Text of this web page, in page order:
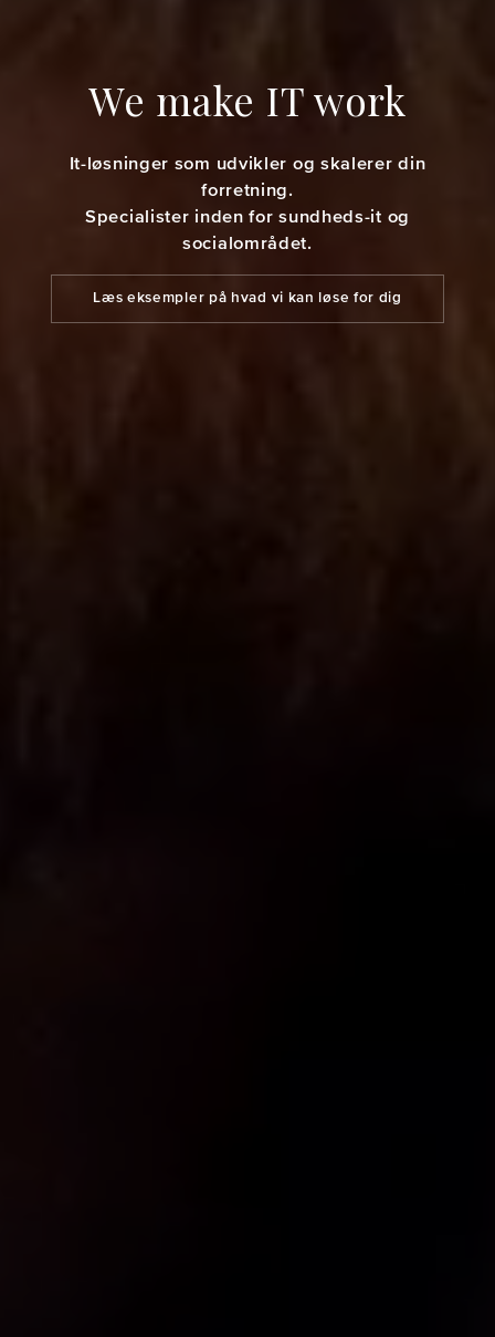
We make IT work
It-løsninger som udvikler og skalerer din
forretning.
Specialister inden for sundheds-it og
socialområdet.
Læs eksempler på hvad vi kan løse for dig